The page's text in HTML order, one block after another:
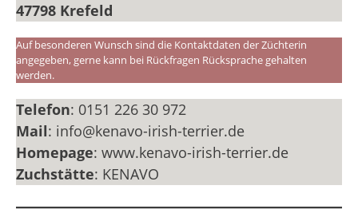
47798 Krefeld
Auf besonderen Wunsch sind die Kontaktdaten der Züchterin
angegeben, gerne kann bei Rückfragen Rücksprache gehalten
werden.
Telefon: 0151 226 30 972
Mail: info@kenavo-irish-terrier.de
Homepage: www.kenavo-irish-terrier.de
Zuchstätte: KENAVO